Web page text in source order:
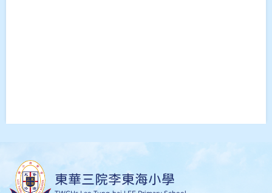
東華三院李東海小學